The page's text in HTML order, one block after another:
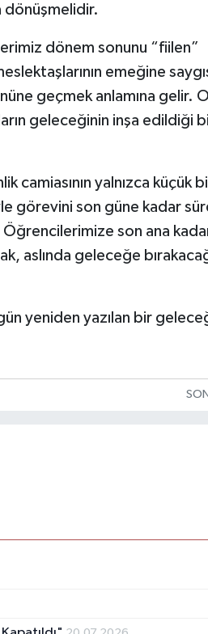
dönüşmelidir.
dönem sonunu “fiilen”
emeğine
geçmek anlamına gelir.
geleceğinin inşa edildiği
camiasının yalnızca küçük
görevini son güne kadar
son ana
aslında geleceğe
yeniden yazılan bir